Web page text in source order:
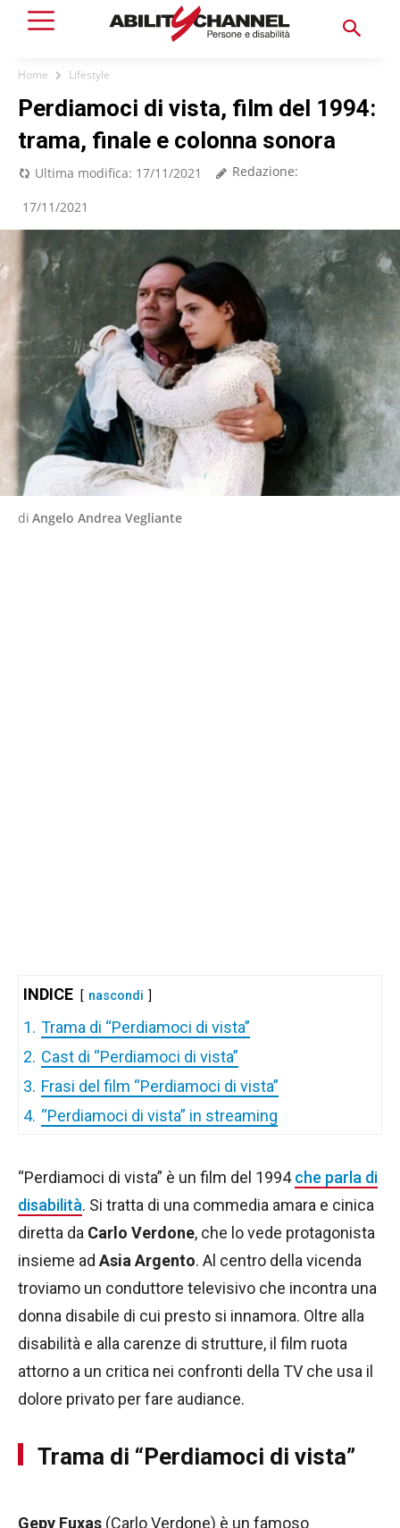
Home Lifestyle
Perdiamoci di vista, film del 1994:
trama, finale e colonna sonora
Ultima modifica: 17/11/2021 Redazione:
17/11/2021
di Angelo Andrea Vegliante
INDICE nascondi
1. Trama di “Perdiamoci di vista”
2. Cast di “Perdiamoci di vista”
3. Frasi del film “Perdiamoci di vista”
4. “Perdiamoci di vista” in streaming
“Perdiamoci di vista” è un film del 1994che parla di
disabilità. Si tratta di una commedia amara e cinica
diretta da Carlo Verdone, che lo vede protagonista
insieme ad Asia Argento. Al centro della vicenda
troviamo un conduttore televisivo che incontra una
donna disabile di cui presto si innamora. Oltre alla
disabilità e alla carenze di strutture, il film ruota
attorno a un critica nei confronti della TV che usa il
dolore privato per fare audiance.
Trama di “Perdiamoci di vista”
Gepy Fuxas (Carlo Verdone) è un famoso